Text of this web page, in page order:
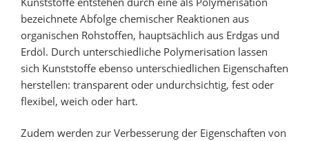
bezeichnete Abfolge chemischer Reaktionen aus
organischen Rohstoffen, hauptsächlich aus Erdgas und
Erdöl. Durch unterschiedliche Polymerisation lassen
sich Kunststoffe ebenso unterschiedlichen Eigenschaften
herstellen: transparent oder undurchsichtig, fest oder
flexibel, weich oder hart.
Zudem werden zur Verbesserung der Eigenschaften von